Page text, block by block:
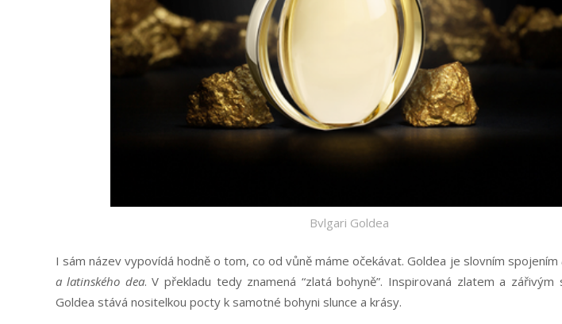
Bvlgari Goldea
I sám název vypovídá hodně o tom, co od vůně máme očekávat. Goldea je slovním spojením
a latinského dea. V překladu tedy znamená “zlatá bohyně”. Inspirovaná zlatem a
Goldea stává nositelkou pocty k samotné bohyni slunce a krásy.